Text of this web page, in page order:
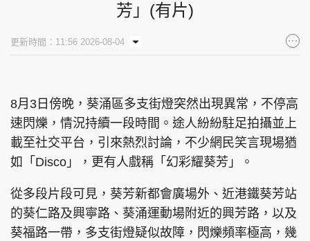
芳」(有片)
更新時間：11:56 2026-08-04
8月3日傍晚，葵涌區多支街燈突然出現異常，不停高
速閃爍，情況持續一段時間。途人紛紛駐足拍攝並上
載至社交平台，引來熱烈討論，不少網民笑言現場猶
如「Disco」，更有人戲稱「幻彩耀葵芳」。
從多段片段可見，葵芳新都會廣場外、近港鐵葵芳站
的葵仁路及興寧路、葵涌運動場附近的興芳路，以及
葵福路一帶，多支街燈疑似故障，閃爍頻率極高，幾